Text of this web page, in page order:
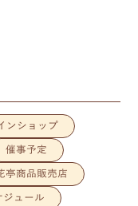
ンショップ
催事予定
亭商品販売店
ジュール